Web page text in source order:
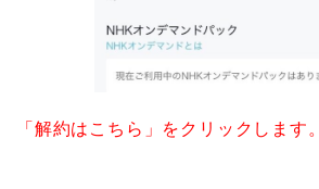
「解約はこちら」をクリックします。